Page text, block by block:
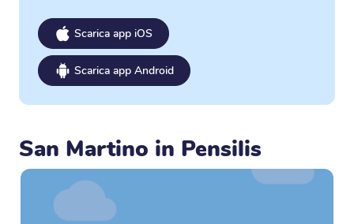
Scarica app iOS
Scarica app Android
San Martino in Pensilis